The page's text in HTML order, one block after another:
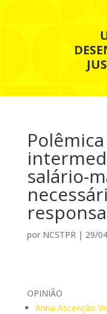
salário-
por NCSTPR| 29/
OPINIÃO
Anna Ascenção